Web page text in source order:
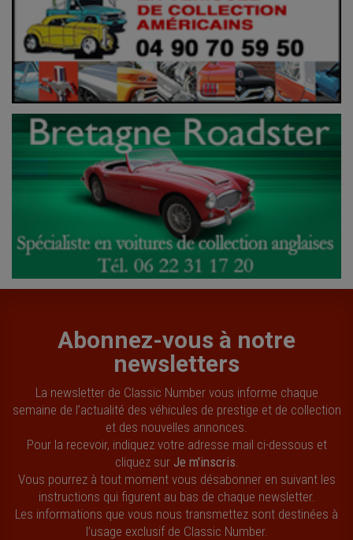
Abonnez-vous à notre
newsletters
La newsletter de Classic Number vous informe chaque
semaine de l’actualité des véhicules de prestige et de collection
et des nouvelles annonces.
Pour la recevoir, indiquez votre adresse mail ci-dessous et
cliquez sur Je m'inscris
Vous pourrez à tout moment vous désabonner en suivant les
instructions qui figurent au bas de chaque newsletter.
Les informations que vous nous transmettez sont destinées à
l’usage exclusif de Classic Number.